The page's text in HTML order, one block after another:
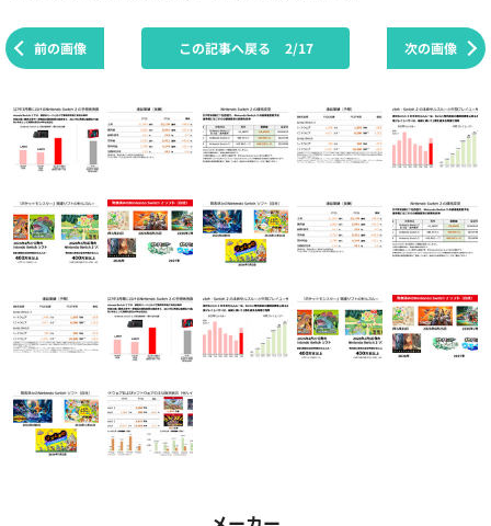
前の画像 次の画像
この記事へ戻る 2/17